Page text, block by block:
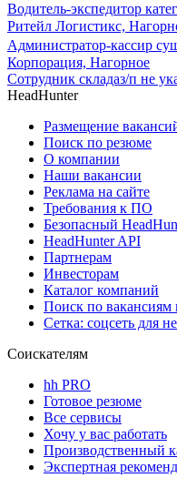
Водитель-экспедитор
Ритейл Логистикс,
Администратор-кассир
Корпорация, Нагорное
Сотрудник складаз/п не
HeadHunter
Размещение
Поиск по резюме
О компании
Наши вакансии
Реклама на сайте
Требования к ПО
Безопасный
HeadHunter API
Партнерам
Инвесторам
Каталог компаний
Поиск по вакансиям
Сетка: соцсеть для
Соискателям
hh PRO
Готовое резюме
Все сервисы
Хочу у вас работать
Производственный
Экспертная